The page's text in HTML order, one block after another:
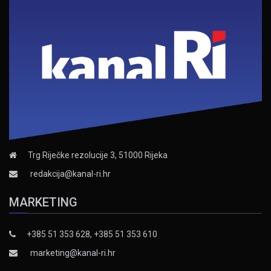
Trg Riječke rezolucije 3, 51000 Rijeka
redakcija@kanal-ri.hr
MARKETING
+385 51 353 628, +385 51 353 610
marketing@kanal-ri.hr